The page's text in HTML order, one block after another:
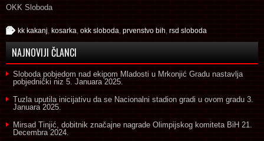
OKK Sloboda
kk kakanj kosarka okk sloboda prvenstvo bih rsd sloboda
NAJNOVIJI ČLANCI
Sloboda pobjedom nad ekipom Mladosti u Mrkonjić Gradu nastavlja
pobjednički niz 5. Januara 2025.
Tuzla uputila inicijativu da se Nacionalni stadion gradi u ovom gradu 3.
Januara 2025.
Mirsad Tinjić, dobitnik značajne nagrade Olimpijskog komiteta BiH 21.
Decembra 2024.